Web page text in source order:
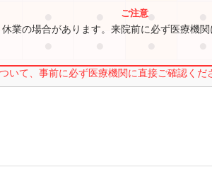
●
いて、事前に必ず医療機関に直接ご確認くだ
業の場合があります。来院前に必ず医療機関